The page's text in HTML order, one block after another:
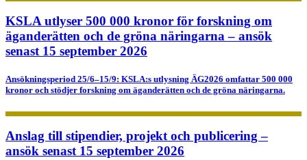
KSLA utlyser 500 000 kronor för forskning om
äganderätten och de gröna näringarna – ansök
senast 15 september 2026
Ansökningsperiod 25/6–15/9: KSLA:s utlysning ÄG2026 omfattar 500 000
kronor och stödjer forskning om äganderätten och de gröna näringarna.
Anslag till stipendier, projekt och publicering –
ansök senast 15 september 2026